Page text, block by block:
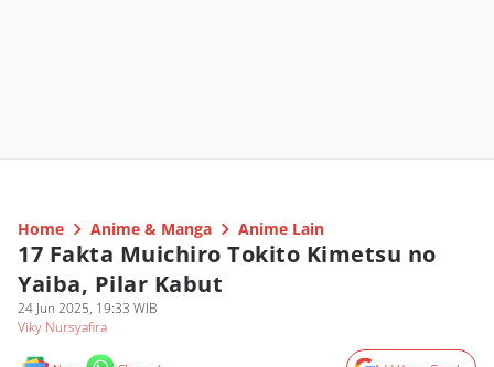
Home Anime & Manga Anime Lain
17 Fakta Muichiro Tokito Kimetsu no
Yaiba, Pilar Kabut
24 Jun 2025, 19:33 WIB
Viky Nursyafira